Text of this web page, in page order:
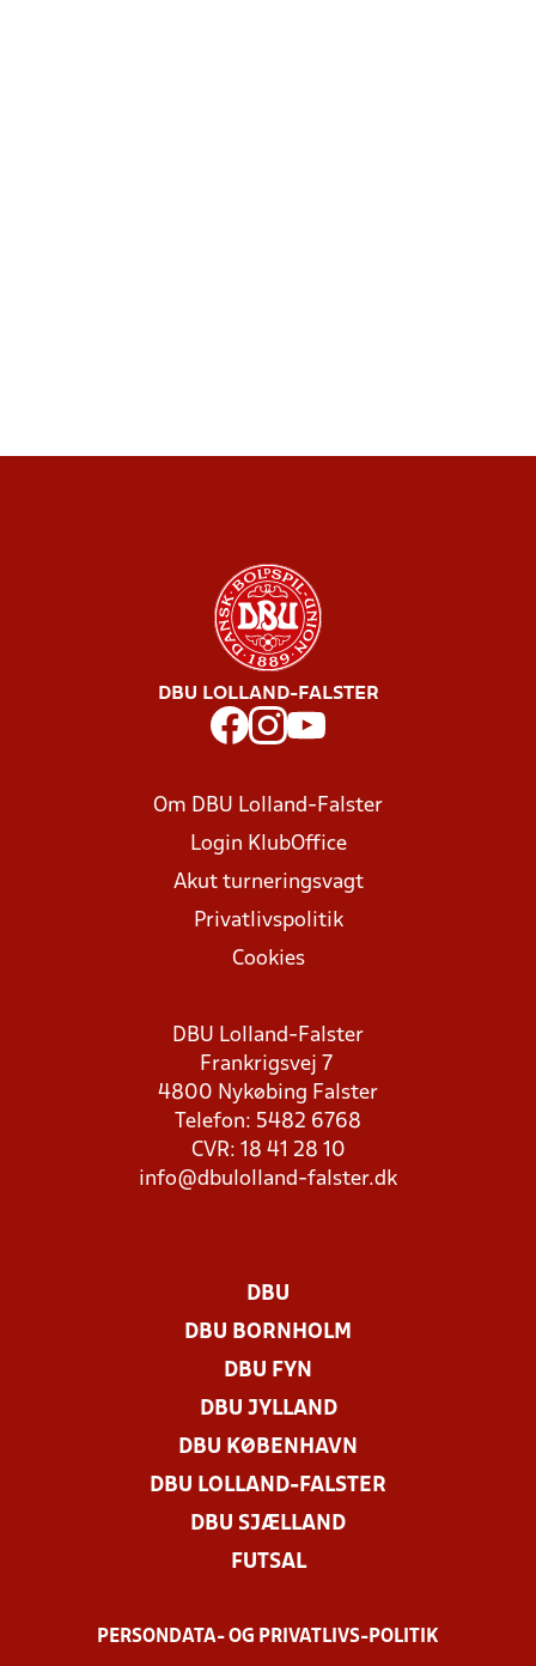
DBU LOLLAND-FALSTER
Om DBU Lolland-Falster
Login KlubOffice
Akut turneringsvagt
Privatlivspolitik
Cookies
DBU Lolland-Falster
Frankrigsvej 7
4800 Nykøbing Falster
Telefon: 5482 6768
CVR: 18 41 28 10
info@dbulolland-falster.dk
DBU
DBU BORNHOLM
DBU FYN
DBU JYLLAND
DBU KØBENHAVN
DBU LOLLAND-FALSTER
DBU SJÆLLAND
FUTSAL
PERSONDATA- OG PRIVATLIVS-POLITIK